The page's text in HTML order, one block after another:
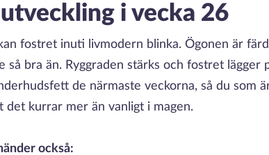
i vecka 26
fostret inuti livmodern blinka. Ögonen är
så bra än. Ryggraden stärks och fostret lägger
de närmaste veckorna, så du som
det kurrar mer än vanligt i magen.
också: